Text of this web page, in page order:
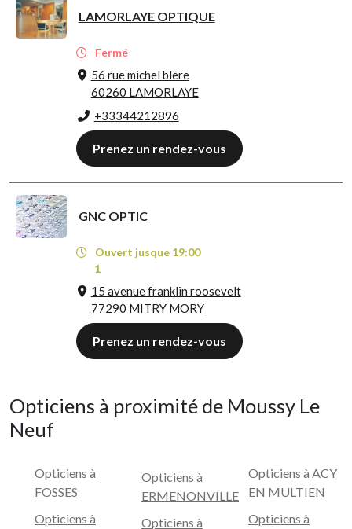
LAMORLAYE OPTIQUE
Fermé
56 rue michel blere
60260 LAMORLAYE
+33344212896
Prenez un rendez-vous
GNC OPTIC
Ouvert jusque 19:00
1
15 avenue franklin roosevelt
77290 MITRY MORY
Prenez un rendez-vous
Opticiens à proximité de Moussy Le
Neuf
Opticiens à
FOSSES
Opticiens à
Opticiens à
ERMENONVILLE
Opticiens à
Opticiens à ACY
EN MULTIEN
Opticiens à